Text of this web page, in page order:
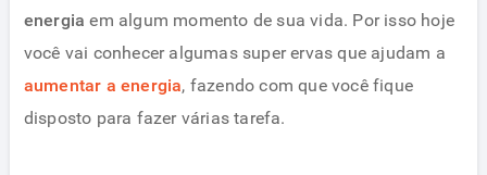
energia em algum momento de sua vida. Por isso hoje
você vai conhecer algumas super ervas que ajudam a
aumentar a energia, fazendo com que você fique
disposto para fazer várias tarefa.